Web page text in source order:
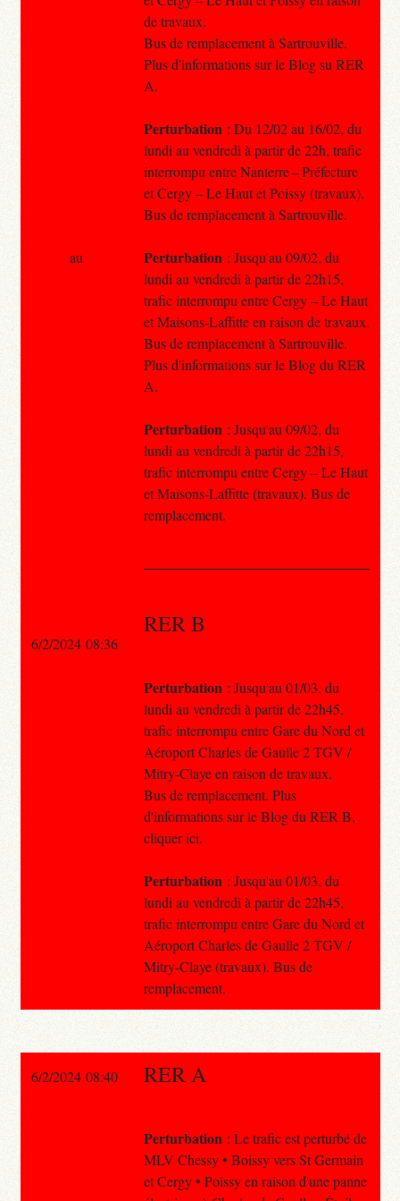
de travaux.
Bus de remplacement à Sartrouville.
Plus d'informations sur le Blog su RER
A.
Perturbation : Du 12/02 au 16/02, du
lundi au vendredi à partir de 22h, trafic
interrompu entre Nanterre – Préfecture
et Cergy – Le Haut et Poissy (travaux).
Bus de remplacement à Sartrouville.
Perturbation : Jusqu'au 09/02, du
lundi au vendredi à partir de 22h15,
trafic interrompu entre Cergy – Le Haut
et Maisons-Laffitte en raison de travaux.
Bus de remplacement à Sartrouville.
Plus d'informations sur le Blog du RER
A.
Perturbation : Jusqu'au 09/02, du
lundi au vendredi à partir de 22h15,
trafic interrompu entre Cergy – Le Haut
et Maisons-Laffitte (travaux). Bus de
remplacement.
RER B
Perturbation : Jusqu'au 01/03, du
lundi au vendredi à partir de 22h45,
trafic interrompu entre Gare du Nord et
Aéroport Charles de Gaulle 2 TGV /
Mitry-Claye en raison de travaux.
Bus de remplacement. Plus
d'informations sur le Blog du RER B,
cliquer ici.
Perturbation : Jusqu'au 01/03, du
lundi au vendredi à partir de 22h45,
trafic interrompu entre Gare du Nord et
Aéroport Charles de Gaulle 2 TGV /
Mitry-Claye (travaux). Bus de
remplacement.
au
6/2/2024 08:36
6/2/2024 08:40 RER A
Perturbation : Le trafic est perturbé de
MLV Chessy • Boissy vers St Germain
et Cergy • Poissy en raison d'une panne